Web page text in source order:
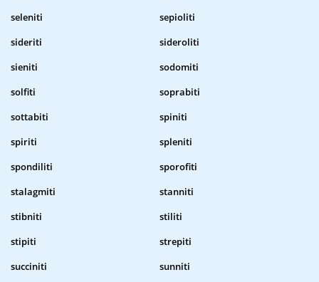
seleniti
sepioliti
sideriti
sideroliti
sieniti
sodomiti
solfiti
soprabiti
sottabiti
spiniti
spiriti
spleniti
spondiliti
sporofiti
stalagmiti
stanniti
stibniti
stiliti
stipiti
strepiti
succiniti
sunniti